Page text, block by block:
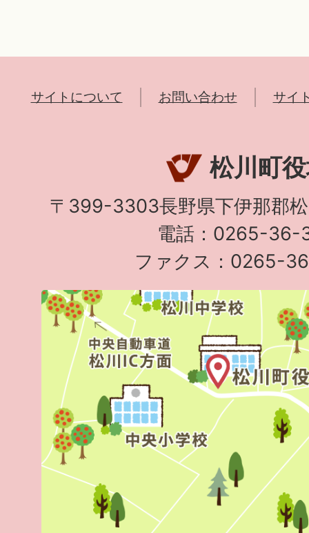
サイトについて お問い合わせ サイ
松川町
〒399-3303長野県下伊那郡
電話：0265-36-
ファクス：0265-